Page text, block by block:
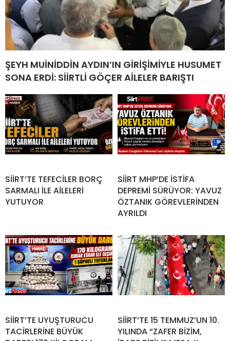
ŞEYH MUİNİDDİN AYDIN’IN GİRİŞİMİYLE HUSUMET
SONA ERDİ: SİİRTLİ GÖÇER AİLELER BARIŞTI
SİİRT’TE TEFECİLER BORÇ
SARMALI İLE AİLELERİ
YUTUYOR
SİİRT MHP’DE İSTİFA
DEPREMİ SÜRÜYOR: YAVUZ
ÖZTANIK GÖREVLERİNDEN
AYRILDI
SİİRT’TE UYUŞTURUCU
TACİRLERİNE BÜYÜK
SİİRT’TE 15 TEMMUZ’UN 10.
YILINDA “ZAFER BİZİM,